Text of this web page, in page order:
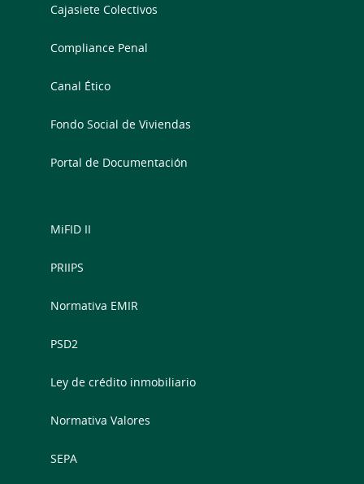
Cajasiete Colectivos
Compliance Penal
Canal Ético
Fondo Social de Viviendas
Portal de Documentación
MiFID II
PRIIPS
Normativa EMIR
PSD2
Ley de crédito inmobiliario
Normativa Valores
SEPA